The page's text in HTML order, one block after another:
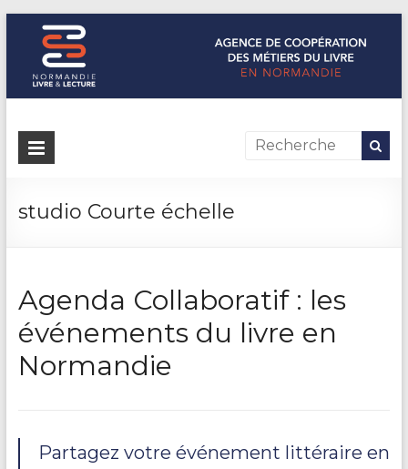
Normandie Livre & Lecture
L'agence de coopération des métiers du livre en Normandie
studio Courte échelle
Agenda Collaboratif : les
événements du livre en
Normandie
Partagez votre événement littéraire en